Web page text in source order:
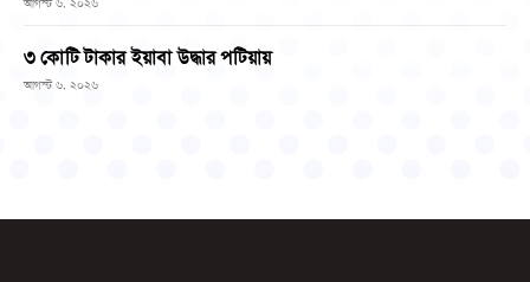
৩ কোটি টাকার ইয়াবা উদ্ধার পটিয়ায়
আগস্ট ৬, ২০২৬